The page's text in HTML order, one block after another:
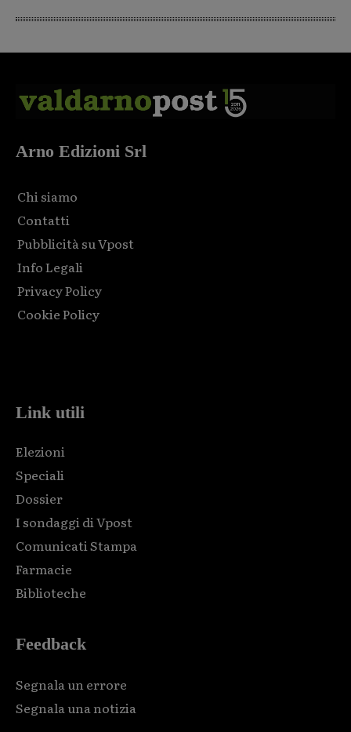
Arno Edizioni Srl
Chi siamo
Contatti
Pubblicità su Vpost
Info Legali
Privacy Policy
Cookie Policy
Link utili
Elezioni
Speciali
Dossier
I sondaggi di Vpost
Comunicati Stampa
Farmacie
Biblioteche
Feedback
Segnala un errore
Segnala una notizia